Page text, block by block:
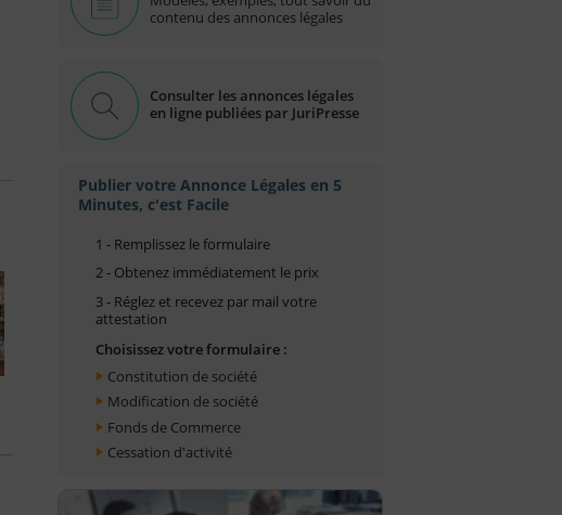
contenu des annonces légales
Consulter les annonces légales
en ligne publiées par JuriPresse
Publier votre Annonce Légales en 5
Minutes, c'est Facile
1 - Remplissez le formulaire
2 - Obtenez immédiatement le prix
3 - Réglez et recevez par mail votre
attestation
Choisissez votre formulaire :
Constitution de société
Modification de société
Fonds de Commerce
Cessation d'activité